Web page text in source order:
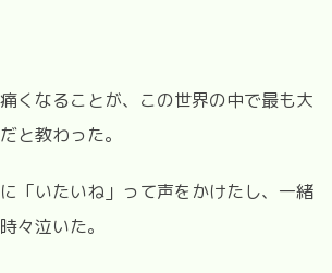
くなることが、この世界の中で最も大
と教わった。
「いたいね」って声をかけたし、一緒
々泣いた。